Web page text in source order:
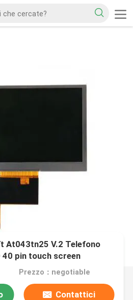
At043tn25 V.2 Telefono
40 pin touch screen
Prezzo：negotiable
Contattici